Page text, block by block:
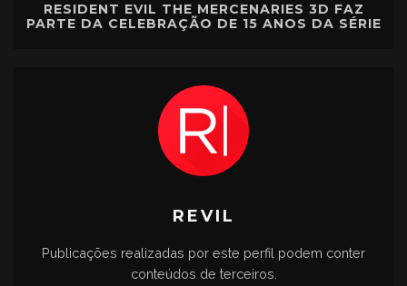
RESIDENT EVIL THE MERCENARIES 3D FAZ
PARTE DA CELEBRAÇÃO DE 15 ANOS DA SÉRIE
REVIL
Publicações realizadas por este perfil podem conter
conteúdos de terceiros.